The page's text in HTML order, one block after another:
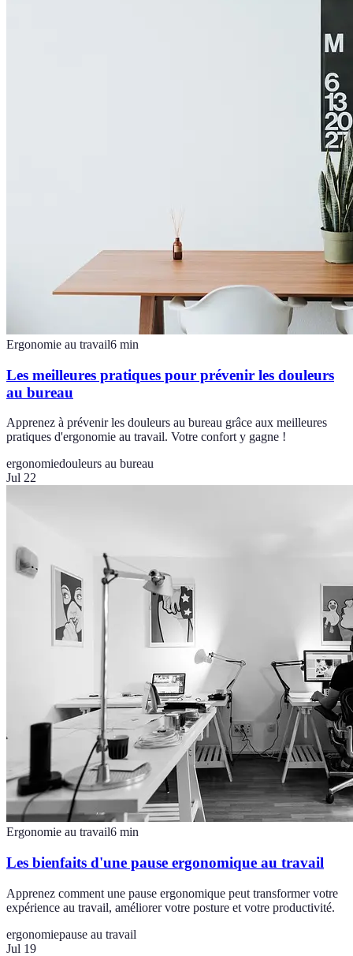
Ergonomie au travail6 min
Les meilleures pratiques pour prévenir les douleurs
au bureau
Apprenez à prévenir les douleurs au bureau grâce aux meilleures
pratiques d'ergonomie au travail. Votre confort y gagne !
ergonomiedouleurs au bureau
Jul 22
Ergonomie au travail6 min
Les bienfaits d'une pause ergonomique au travail
Apprenez comment une pause ergonomique peut transformer votre
expérience au travail, améliorer votre posture et votre productivité.
ergonomiepause au travail
Jul 19